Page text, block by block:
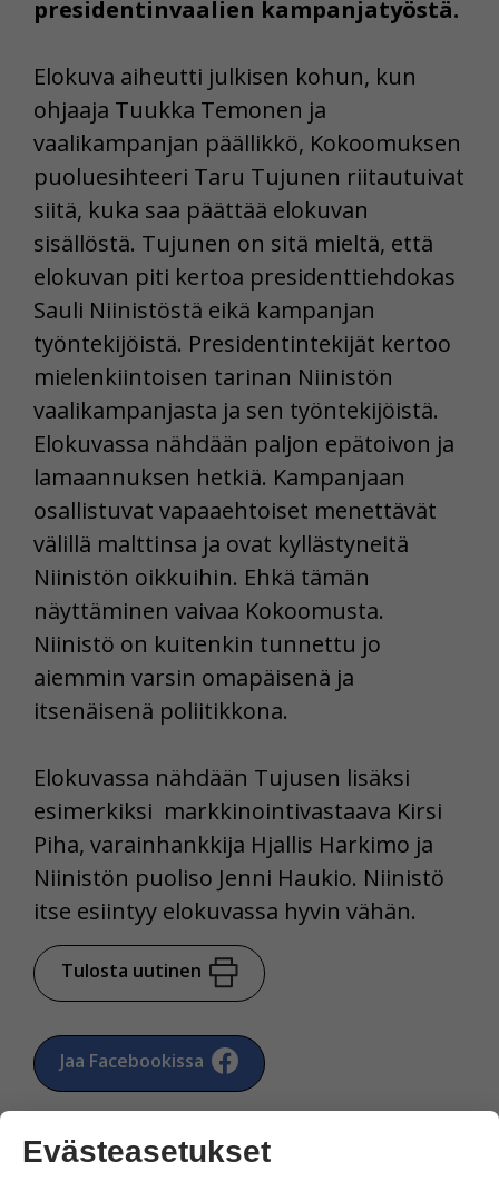
presidentinvaalien kampanjatyöstä.
Elokuva aiheutti julkisen kohun, kun
ohjaaja Tuukka Temonen ja
vaalikampanjan päällikkö, Kokoomuksen
puoluesihteeri Taru Tujunen riitautuivat
siitä, kuka saa päättää elokuvan
sisällöstä. Tujunen on sitä mieltä, että
elokuvan piti kertoa presidenttiehdokas
Sauli Niinistöstä eikä kampanjan
työntekijöistä. Presidentintekijät kertoo
mielenkiintoisen tarinan Niinistön
vaalikampanjasta ja sen työntekijöistä.
Elokuvassa nähdään paljon epätoivon ja
lamaannuksen hetkiä. Kampanjaan
osallistuvat vapaaehtoiset menettävät
välillä malttinsa ja ovat kyllästyneitä
Niinistön oikkuihin. Ehkä tämän
näyttäminen vaivaa Kokoomusta.
Niinistö on kuitenkin tunnettu jo
aiemmin varsin omapäisenä ja
itsenäisenä poliitikkona.
Elokuvassa nähdään Tujusen lisäksi
esimerkiksi markkinointivastaava Kirsi
Piha, varainhankkija Hjallis Harkimo ja
Niinistön puoliso Jenni Haukio. Niinistö
itse esiintyy elokuvassa hyvin vähän.
Tulosta uutinen
Jaa Facebookissa
Evästeasetukset